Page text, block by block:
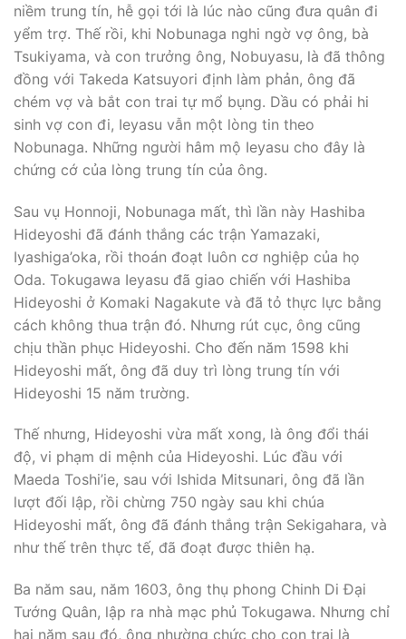
niềm trung tín, hễ gọi tới là lúc nào cũng đưa quân đi
yểm trợ. Thế rồi, khi Nobunaga nghi ngờ vợ ông, bà
Tsukiyama, và con trưởng ông, Nobuyasu, là đã thông
đồng với Takeda Katsuyori định làm phản, ông đã
chém vợ và bắt con trai tự mổ bụng. Dầu có phải hi
sinh vợ con đi, Ieyasu vẫn một lòng tin theo
Nobunaga. Những người hâm mộ Ieyasu cho đây là
chứng cớ của lòng trung tín của ông.
Sau vụ Honnoji, Nobunaga mất, thì lần này Hashiba
Hideyoshi đã đánh thắng các trận Yamazaki,
Iyashiga’oka, rồi thoán đoạt luôn cơ nghiệp của họ
Oda. Tokugawa Ieyasu đã giao chiến với Hashiba
Hideyoshi ở Komaki Nagakute và đã tỏ thực lực bằng
cách không thua trận đó. Nhưng rút cục, ông cũng
chịu thần phục Hideyoshi. Cho đến năm 1598 khi
Hideyoshi mất, ông đã duy trì lòng trung tín với
Hideyoshi 15 năm trường.
Thế nhưng, Hideyoshi vừa mất xong, là ông đổi thái
độ, vi phạm di mệnh của Hideyoshi. Lúc đầu với
Maeda Toshi’ie, sau với Ishida Mitsunari, ông đã lần
lượt đối lập, rồi chừng 750 ngày sau khi chúa
Hideyoshi mất, ông đã đánh thắng trận Sekigahara, và
như thế trên thực tế, đã đoạt được thiên hạ.
Ba năm sau, năm 1603, ông thụ phong Chinh Di Ðại
Tướng Quân, lập ra nhà mạc phủ Tokugawa. Nhưng chỉ
hai năm sau đó, ông nhường chức cho con trai là